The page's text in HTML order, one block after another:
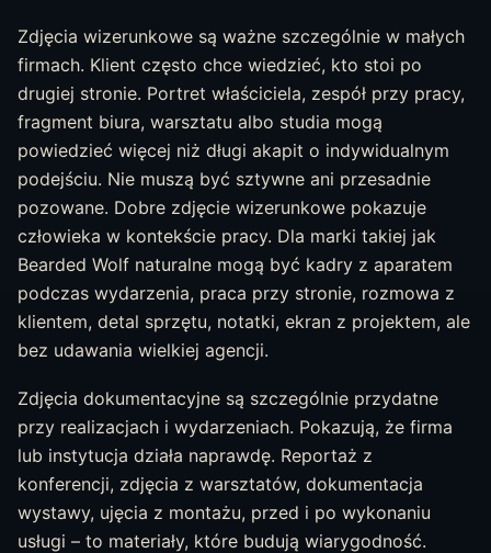
Zdjęcia wizerunkowe są ważne szczególnie w małych
firmach. Klient często chce wiedzieć, kto stoi po
drugiej stronie. Portret właściciela, zespół przy pracy,
fragment biura, warsztatu albo studia mogą
powiedzieć więcej niż długi akapit o indywidualnym
podejściu. Nie muszą być sztywne ani przesadnie
pozowane. Dobre zdjęcie wizerunkowe pokazuje
człowieka w kontekście pracy. Dla marki takiej jak
Bearded Wolf naturalne mogą być kadry z aparatem
podczas wydarzenia, praca przy stronie, rozmowa z
klientem, detal sprzętu, notatki, ekran z projektem, ale
bez udawania wielkiej agencji.
Zdjęcia dokumentacyjne są szczególnie przydatne
przy realizacjach i wydarzeniach. Pokazują, że firma
lub instytucja działa naprawdę. Reportaż z
konferencji, zdjęcia z warsztatów, dokumentacja
wystawy, ujęcia z montażu, przed i po wykonaniu
usługi – to materiały, które budują wiarygodność.